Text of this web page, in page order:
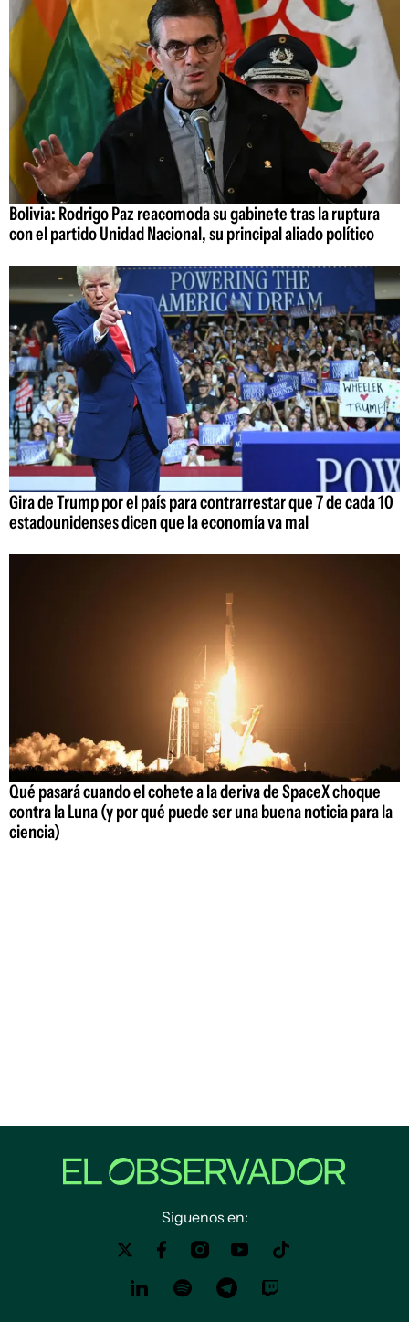
Bolivia: Rodrigo Paz reacomoda su gabinete tras la ruptura
con el partido Unidad Nacional, su principal aliado político
Gira de Trump por el país para contrarrestar que 7 de cada 10
estadounidenses dicen que la economía va mal
Qué pasará cuando el cohete a la deriva de SpaceX choque
contra la Luna (y por qué puede ser una buena noticia para la
ciencia)
Siguenos en: